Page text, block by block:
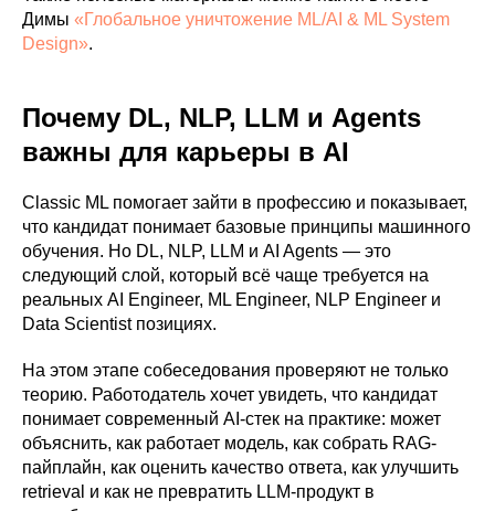
Димы «Глобальное уничтожение ML/AI & ML System
Design».
Почему DL, NLP, LLM и Agents
важны для карьеры в AI
Classic ML помогает зайти в профессию и показывает,
что кандидат понимает базовые принципы машинного
обучения. Но DL, NLP, LLM и AI Agents — это
следующий слой, который всё чаще требуется на
реальных AI Engineer, ML Engineer, NLP Engineer и
Data Scientist позициях.
На этом этапе собеседования проверяют не только
теорию. Работодатель хочет увидеть, что кандидат
понимает современный AI-стек на практике: может
объяснить, как работает модель, как собрать RAG-
пайплайн, как оценить качество ответа, как улучшить
retrieval и как не превратить LLM-продукт в